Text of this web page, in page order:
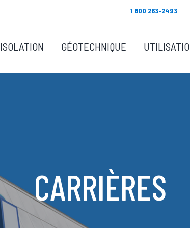
1 800 263-2493
ISOLATION GÉOTECHNIQUE
CARRIÈRES